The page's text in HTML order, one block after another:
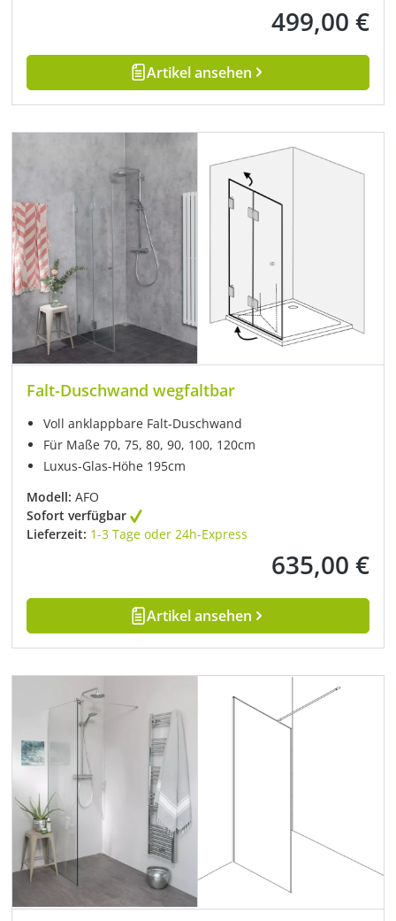
Regulärer Preis:
499,00 €
Artikel ansehen
Falt-Duschwand wegfaltbar
Voll anklappbare Falt-Duschwand
Für Maße 70, 75, 80, 90, 100, 120cm
Luxus-Glas-Höhe 195cm
Modell: AFO
Sofort verfügbar
Lieferzeit: 1-3 Tage oder 24h-Express
Regulärer Preis:
635,00 €
Artikel ansehen